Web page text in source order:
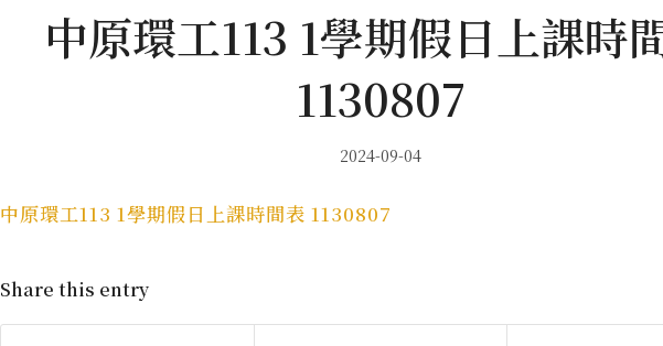
中原環工113 1學期假日上課時
1130807
2024-09-04
中原環工113 1學期假日上課時間表 1130807
Share this entry